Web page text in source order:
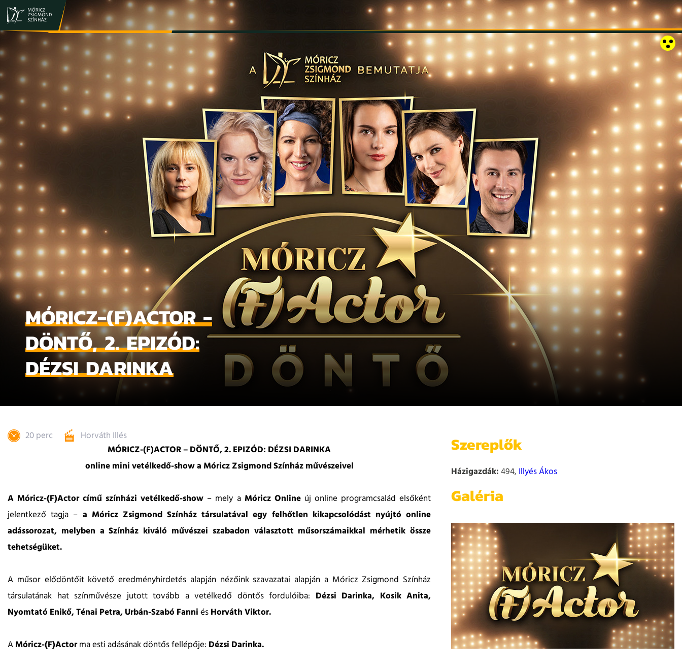
JEGY- ÉS BÉRLETVÁSÁRLÁS ELŐADÁSOK TÁRSULAT GALÉRIA RÓZSAKERT SZABADTÉRI SZÍNPAD KAPCSOLAT EN
MÓRICZ-(F)ACTOR -
DÖNTŐ, 2. EPIZÓD:
DÉZSI DARINKA
20 perc
Horváth Illés
MÓRICZ-(F)ACTOR – DÖNTŐ, 2. EPIZÓD: DÉZSI DARINKA
online mini vetélkedő-show a Móricz Zsigmond Színház művészeivel
A Móricz-(F)Actor című színházi vetélkedő-show – mely a Móricz Onlineúj online programcsalád elsőként
jelentkező tagja – a Móricz Zsigmond Színház társulatával egy felhőtlen kikapcsolódást nyújtó online
adássorozat, melyben a Színház kiváló művészei szabadon választott műsorszámaikkal mérhetik össze
tehetségüket.
A műsor elődöntőit követő eredményhirdetés alapján nézőink szavazatai alapján a Móricz Zsigmond Színház
társulatának hat színművésze jutott tovább a vetélkedő döntős fordulóiba: Dézsi Darinka, Kosik Anita,
Nyomtató Enikő, Ténai Petra, Urbán-Szabó FanniésHorváth Viktor.
AMóricz-(F)Actorma esti adásának döntős fellépője: Dézsi Darinka.
Szereplők
Házigazdák:494, Illyés Ákos
Galéria